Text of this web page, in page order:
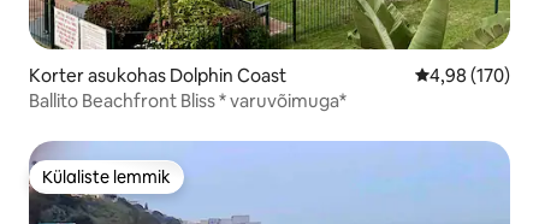
Korter asukohas Dolphin Coast Keskmine
4,98 (170)
Ballito Beachfront Bliss * varuvõimuga*
Külaliste lemmik
Külaliste lemmik